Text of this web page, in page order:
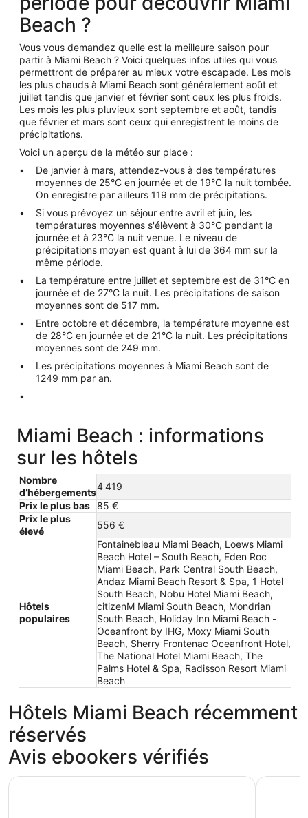
Beach ?
Vous vous demandez quelle est la meilleure saison pour
partir à Miami Beach ? Voici quelques infos utiles qui vous
permettront de préparer au mieux votre escapade. Les mois
les plus chauds à Miami Beach sont généralement août et
juillet tandis que janvier et février sont ceux les plus froids.
Les mois les plus pluvieux sont septembre et août, tandis
que février et mars sont ceux qui enregistrent le moins de
précipitations.
Voici un aperçu de la météo sur place :
De janvier à mars, attendez-vous à des températures
moyennes de 25°C en journée et de 19°C la nuit tombée.
On enregistre par ailleurs 119 mm de précipitations.
Si vous prévoyez un séjour entre avril et juin, les
températures moyennes s'élèvent à 30°C pendant la
journée et à 23°C la nuit venue. Le niveau de
précipitations moyen est quant à lui de 364 mm sur la
même période.
La température entre juillet et septembre est de 31°C en
journée et de 27°C la nuit. Les précipitations de saison
moyennes sont de 517 mm.
Entre octobre et décembre, la température moyenne est
de 28°C en journée et de 21°C la nuit. Les précipitations
moyennes sont de 249 mm.
Les précipitations moyennes à Miami Beach sont de
1249 mm par an.
Miami Beach : informations
sur les hôtels
Nombre
d’hébergements
4 419
Prix le plus bas
85 €
Prix le plus
élevé
556 €
Hôtels
populaires
Fontainebleau Miami Beach, Loews Miami
Beach Hotel – South Beach, Eden Roc
Miami Beach, Park Central South Beach,
Andaz Miami Beach Resort & Spa, 1 Hotel
South Beach, Nobu Hotel Miami Beach,
citizenM Miami South Beach, Mondrian
South Beach, Holiday Inn Miami Beach -
Oceanfront by IHG, Moxy Miami South
Beach, Sherry Frontenac Oceanfront Hotel,
The National Hotel Miami Beach, The
Palms Hotel & Spa, Radisson Resort Miami
Beach
Hôtels Miami Beach récemment
réservés
Avis ebookers vérifiés
Loews Miami Beach Hotel – South Beach